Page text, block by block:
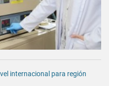
internacional para región